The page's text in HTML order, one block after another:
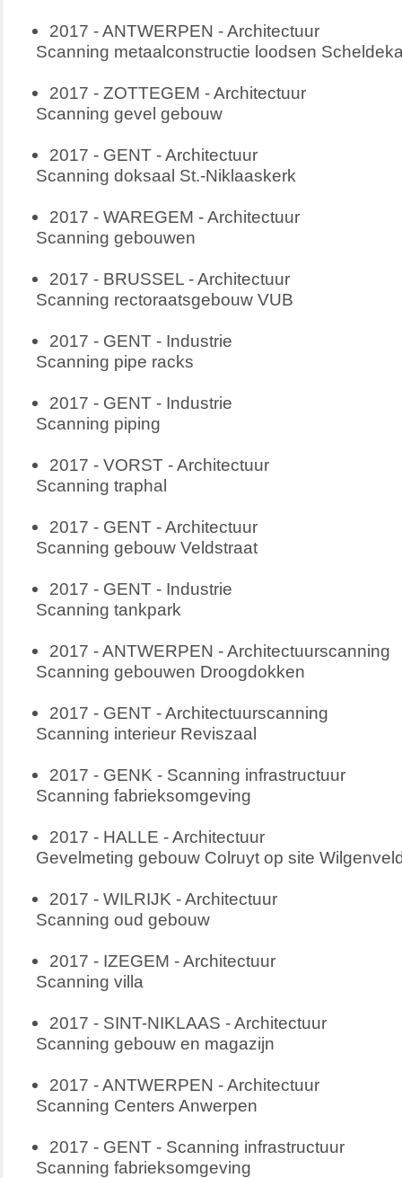
2017 - ANTWERPEN - Architectuur
Scanning metaalconstructie loodsen
2017 - ZOTTEGEM - Architectuur
Scanning gevel gebouw
2017 - GENT - Architectuur
Scanning doksaal St.-Niklaaskerk
2017 - WAREGEM - Architectuur
Scanning gebouwen
2017 - BRUSSEL - Architectuur
Scanning rectoraatsgebouw VUB
2017 - GENT - Industrie
Scanning pipe racks
2017 - GENT - Industrie
Scanning piping
2017 - VORST - Architectuur
Scanning traphal
2017 - GENT - Architectuur
Scanning gebouw Veldstraat
2017 - GENT - Industrie
Scanning tankpark
2017 - ANTWERPEN - Architectuurscanning
Scanning gebouwen Droogdokken
2017 - GENT - Architectuurscanning
Scanning interieur Reviszaal
2017 - GENK - Scanning infrastructuur
Scanning fabrieksomgeving
2017 - HALLE - Architectuur
Gevelmeting gebouw Colruyt op site
2017 - WILRIJK - Architectuur
Scanning oud gebouw
2017 - IZEGEM - Architectuur
Scanning villa
2017 - SINT-NIKLAAS - Architectuur
Scanning gebouw en magazijn
2017 - ANTWERPEN - Architectuur
Scanning Centers Anwerpen
2017 - GENT - Scanning infrastructuur
Scanning fabrieksomgeving